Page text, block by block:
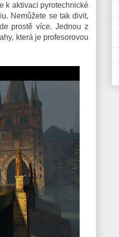
k aktivaci pyrotechnické
Nemůžete se tak divit,
prostě více. Jednou z
která je profesorovou